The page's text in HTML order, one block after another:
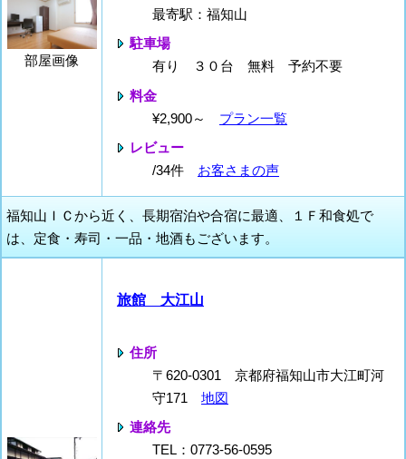
部屋画像
最寄駅：福知山
駐車場
有り ３０台 無料 予約不要
料金
¥2,900～ プラン一覧
レビュー
/34件 お客さまの声
福知山ＩＣから近く、長期宿泊や合宿に最適、１Ｆ和食処で
は、定食・寿司・一品・地酒もございます。
旅館 大江山
住所
〒620-0301 京都府福知山市大江町河
守171 地図
連絡先
TEL：0773-56-0595